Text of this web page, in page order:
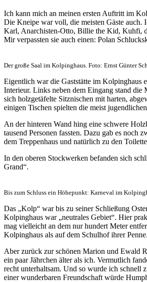
Ich kann mich an meinen ersten Auftritt im
Die Kneipe war voll, die meisten Gäste
Karl, Anarchisten-Otto, Billie the Kid, Kuhfi,
Mir verpassten sie auch einen: Polan
Der große Saal im Kolpinghaus. Foto: Ernst Günter
Eigentlich war die Gaststätte im Kolpinghaus
Interieur. Links neben dem Eingang stand die
sich holzgetäfelte Sitznischen mit harten,
einigen Tischen spielten die meist
An der hinteren Wand hing eine schwere
tausend Personen fassten. Dazu gab es noch
dem Treppenhaus und natürlich zu den
In den oberen Stockwerken befanden sich
Grand“.
Bis zum Schluss ein Höhepunkt: Karneval im
Das „Kolp“ war bis zu seiner Schließung
Kolpinghaus war „neutrales Gebiet“. Hier
mag vielleicht an dem nur hundert Meter
Kolpinghaus als auf dem Schulhof ihrer Penne.
Aber zurück zur schönen Marion und Ewald
ein paar Jährchen älter als ich. Vermutlich
recht unterhaltsam. Und so wurde ich schnell
einer wunderbaren Freundschaft würde